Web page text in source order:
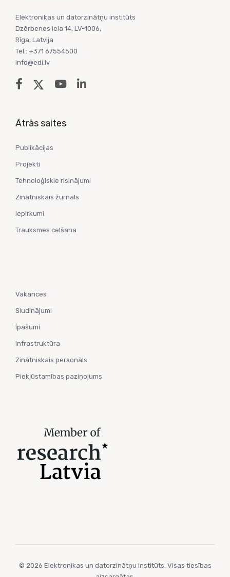
Elektronikas un datorzinātņu institūts
Dzērbenes iela 14, LV-1006,
Rīga, Latvija
Tel.: +371 67554500
info@edi.lv
Ātrās saites
Publikācijas
Projekti
Tehnoloģiskie risinājumi
Zinātniskais žurnāls
Iepirkumi
Trauksmes celšana
Vakances
Sludinājumi
Īpašumi
Infrastruktūra
Zinātniskais personāls
Piekļūstamības paziņojums
© 2026 Elektronikas un datorzinātņu institūts. Visas tiesības